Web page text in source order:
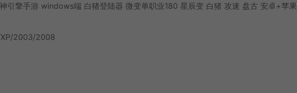
引擎手游 windows端 白猪登陆器 微变单职业180 星辰变 白猪 攻速 盘古 安卓+苹果
2003/2008